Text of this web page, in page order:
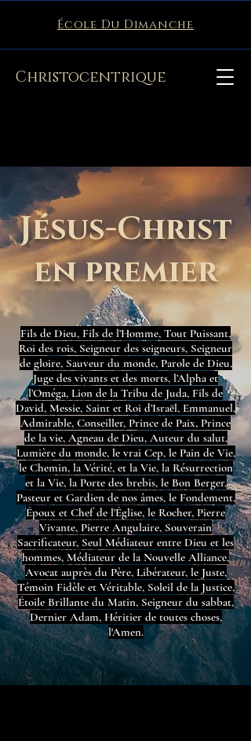
Christocentrique
École Du Dimanche
Jésus-Christ
en premier
Fils de Dieu, Fils de l’Homme, Tout Puissant,
Roi des rois, Seigneur des seigneurs, Seigneur
de gloire, Sauveur du monde, Parole de Dieu,
Juge des vivants et des morts, l’Alpha et
l’Oméga, Lion de la Tribu de Juda, Fils de
David, Messie, Saint et Roi d’Israël, Emmanuel,
Admirable, Conseiller, Prince de Paix, Prince
de la vie, Agneau de Dieu, Auteur du salut,
Lumière du monde, le vrai Cep, le Pain de Vie,
le Chemin, la Vérité, et la Vie, la Résurrection
et la Vie, la Porte des brebis, le Bon Berger,
Pasteur et Gardien de nos âmes, le Fondement,
Époux et Chef de l’Église, le Rocher, Pierre
Vivante, Pierre Angulaire, Souverain
Sacrificateur, Seul Médiateur entre Dieu et les
hommes, Médiateur de la Nouvelle Alliance,
Avocat auprès du Père, Libérateur, le Juste,
Témoin Fidèle et Véritable, Soleil de la Justice,
Étoile Brillante du Matin, Seigneur du sabbat,
Dernier Adam, Héritier de toutes choses,
l'Amen.